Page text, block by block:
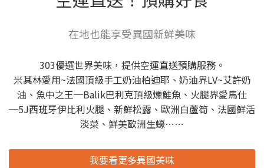
在地也能享受異國新鮮美味
303優選世界美味，提供空運直送預購服務。
米其林愛用~法國頂級手工奶油柏迪耶、奶油界LV~艾許奶
油、魚中之王─Balik巴利克頂級燻鮭魚、火腿界愛馬仕
─5J西班牙伊比利火腿、新鮮松露、歐洲白蘆筍、法國鮮活
淡菜、鮮美歐洲生蠔……
我要看更多異國美味